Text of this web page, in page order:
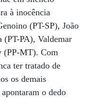
à inocência
(PT-SP), João
(PT-PA), Valdemar
(PP-MT). Com
ter tratado de
os demais
o dedo